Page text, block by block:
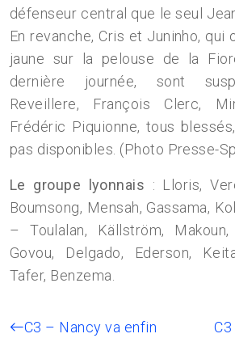
défenseur central que le seul
En revanche, Cris et Juninho, qui
jaune sur la pelouse de la
dernière journée, sont
Reveillere, François Clerc,
Frédéric Piquionne, tous
pas disponibles. (Photo Presse-
Le groupe lyonnais : Lloris,
Boumsong, Mensah, Gassama,
– Toulalan, Källström,
Govou, Delgado, Ederson,
Tafer, Benzema.
C3 – Nancy va enfin